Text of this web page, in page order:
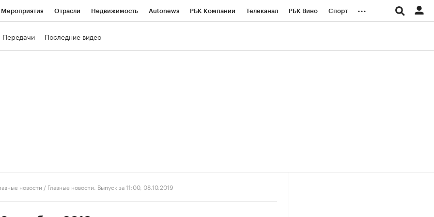
Мероприятия Отрасли Недвижимость Autonews РБК Компании Телеканал РБК Вино Спорт ...
Передачи Последние видео
новости / Главные новости. Выпуск за 11:00, 08.10.2019